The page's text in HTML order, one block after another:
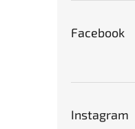
Facebook
Instagram